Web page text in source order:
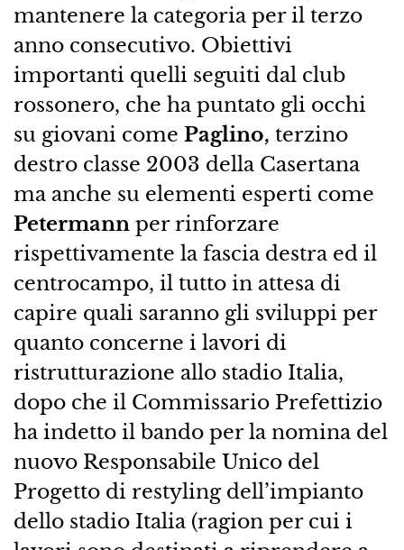
mantenere la categoria per il terzo
anno consecutivo. Obiettivi
importanti quelli seguiti dal club
rossonero, che ha puntato gli occhi
su giovani come Paglino, terzino
destro classe 2003 della Casertana
ma anche su elementi esperti come
Petermannper rinforzare
rispettivamente la fascia destra ed il
centrocampo, il tutto in attesa di
capire quali saranno gli sviluppi per
quanto concerne i lavori di
ristrutturazione allo stadio Italia,
dopo che il Commissario Prefettizio
ha indetto il bando per la nomina del
nuovo Responsabile Unico del
Progetto di restyling dell’impianto
dello stadio Italia (ragion per cui i